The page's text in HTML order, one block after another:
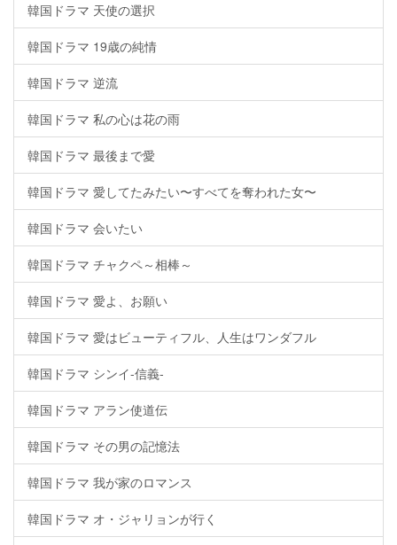
韓国ドラマ 天使の選択
韓国ドラマ 19歳の純情
韓国ドラマ 逆流
韓国ドラマ 私の心は花の雨
韓国ドラマ 最後まで愛
韓国ドラマ 愛してたみたい〜すべてを奪われた女〜
韓国ドラマ 会いたい
韓国ドラマ チャクペ～相棒～
韓国ドラマ 愛よ、お願い
韓国ドラマ 愛はビューティフル、人生はワンダフル
韓国ドラマ シンイ-信義-
韓国ドラマ アラン使道伝
韓国ドラマ その男の記憶法
韓国ドラマ 我が家のロマンス
韓国ドラマ オ・ジャリョンが行く